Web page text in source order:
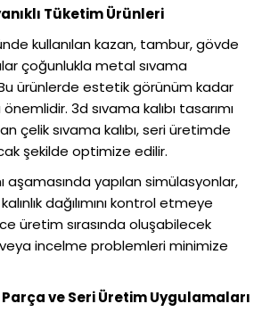
Tüketim Ürünleri
kullanılan kazan, tambur, gövde
çoğunlukla metal sıvama
ürünlerde estetik görünüm kadar
3d sıvama kalıbı tasarımı
çelik sıvama kalıbı, seri üretimde
şekilde optimize edilir.
aşamasında yapılan simülasyonlar,
dağılımını kontrol etmeye
üretim sırasında oluşabilecek
incelme problemleri minimize
ve Seri Üretim Uygulamaları